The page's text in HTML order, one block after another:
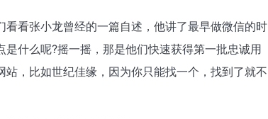
看张小龙曾经的一篇自述，他讲了最早做微信的时
什么呢?摇一摇，那是他们快速获得第一批忠诚用
，比如世纪佳缘，因为你只能找一个，找到了就不